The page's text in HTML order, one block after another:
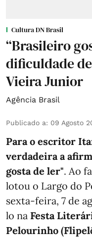
Cultura DN Brasil
“Brasileiro
dificuldade
Vieira Junior
Agência Brasil
Publicado a: 09 Agosto
Para o escritor
verdadeira a
gosta de ler". Ao
lotou o Largo do
sexta-feira, 7 de
lo na Festa
Pelourinho